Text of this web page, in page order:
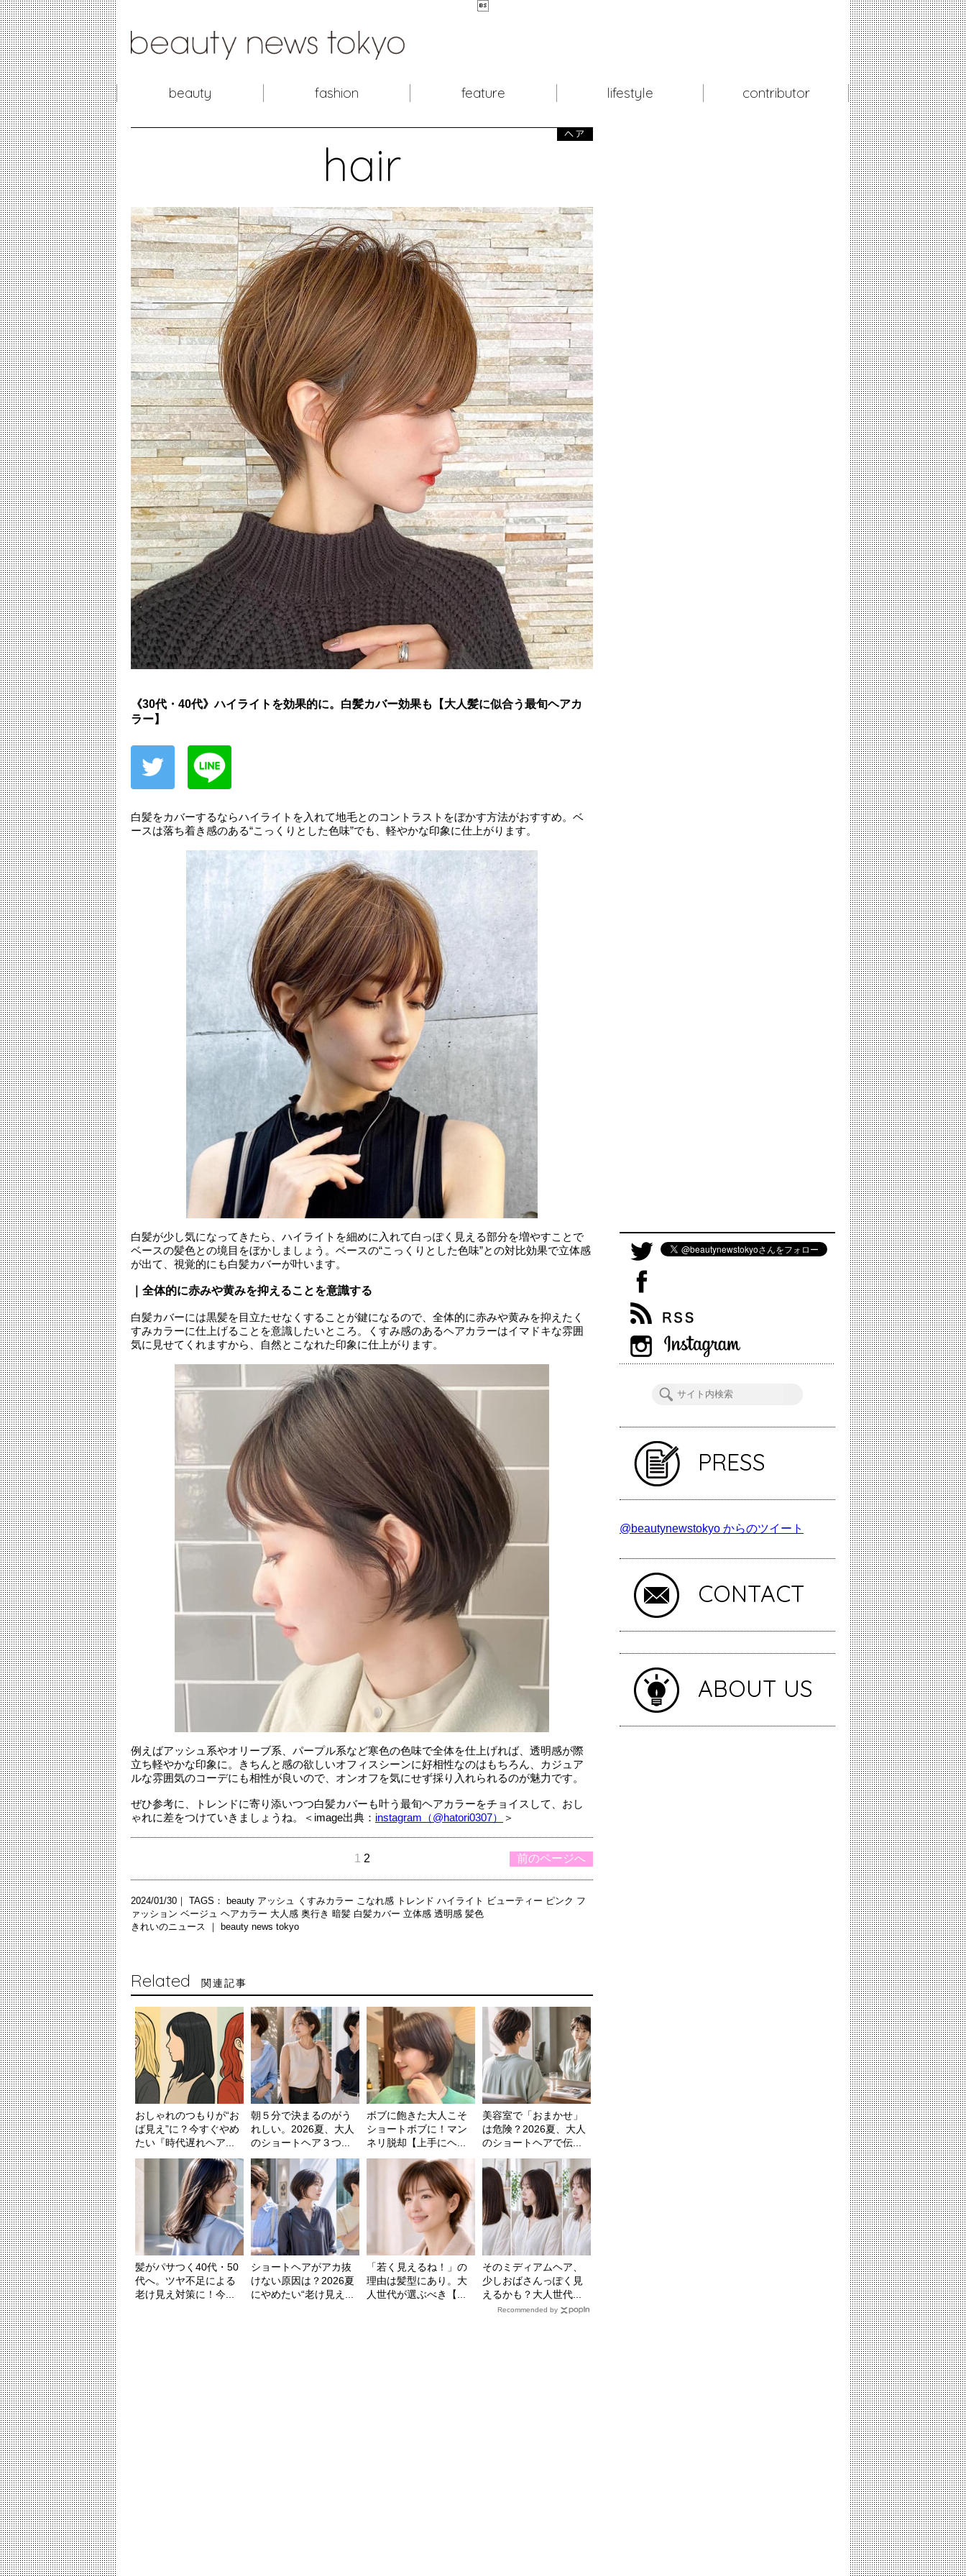

beauty fashion feature lifestyle contributor
hair
ヘア
《30代・40代》ハイライトを効果的に。白髪カバー効果も【大人髪に似合う最旬ヘアカ
ラー】
白髪をカバーするならハイライトを入れて地毛とのコントラストをぼかす方法がおすすめ。ベ
ースは落ち着き感のある“こっくりとした色味”でも、軽やかな印象に仕上がります。
白髪が少し気になってきたら、ハイライトを細めに入れて白っぽく見える部分を増やすことで
ベースの髪色との境目をぼかしましょう。ベースの“こっくりとした色味”との対比効果で立体感
が出て、視覚的にも白髪カバーが叶います。
｜全体的に赤みや黄みを抑えることを意識する
白髪カバーには黒髪を目立たせなくすることが鍵になるので、全体的に赤みや黄みを抑えたく
すみカラーに仕上げることを意識したいところ。くすみ感のあるヘアカラーはイマドキな雰囲
気に見せてくれますから、自然とこなれた印象に仕上がります。
例えばアッシュ系やオリーブ系、パープル系など寒色の色味で全体を仕上げれば、透明感が際
立ち軽やかな印象に。きちんと感の欲しいオフィスシーンに好相性なのはもちろん、カジュア
ルな雰囲気のコーデにも相性が良いので、オンオフを気にせず採り入れられるのが魅力です。
ぜひ参考に、トレンドに寄り添いつつ白髪カバーも叶う最旬ヘアカラーをチョイスして、おし
ゃれに差をつけていきましょうね。＜image出典： instagram（@hatori0307） ＞
前のページへ
1 2
2024/01/30｜ TAGS： beauty アッシュ くすみカラー こなれ感 トレンド ハイライト ビューティー ピンク フ
ァッション ベージュ ヘアカラー 大人感 奥行き 暗髪 白髪カバー 立体感 透明感 髪色
きれいのニュース ｜
beauty news tokyo
Related 関連記事
おしゃれのつもりが“お
ば見え”に？今すぐやめ
たい『時代遅れヘア...
朝５分で決まるのがう
れしい。2026夏、大人
のショートヘア３つ...
ボブに飽きた大人こそ
ショートボブに！マン
ネリ脱却【上手にヘ...
美容室で「おまかせ」
は危険？2026夏、大人
のショートヘアで伝...
髪がパサつく40代・50
代へ。ツヤ不足による
老け見え対策に！今...
ショートヘアがアカ抜
けない原因は？2026夏
にやめたい“老け見え...
「若く見えるね！」の
理由は髪型にあり。大
人世代が選ぶべき【...
そのミディアムヘア、
少しおばさんっぽく見
えるかも？大人世代...
Recommended by
PRESS
@beautynewstokyo からのツイート
CONTACT
ABOUT US